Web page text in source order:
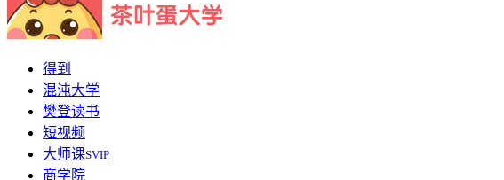
得到
混沌大学
樊登读书
短视频
大师课SVIP
商学院